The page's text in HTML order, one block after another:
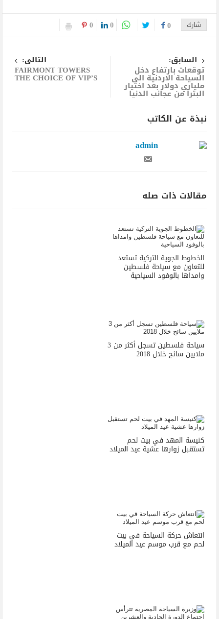
شارك 0
0
0
السابق:
توقعات بارتفاع دخل
السياحة الاردنية الى
ملياري دولار بعد اختيار
البترا من عجائب الدنيا
التالى:
FAIRMONT TOWERS
THE CHOICE OF VIP’S
نبذة عن الكاتب
admin
مقالات ذات صله
الخطوط الجوية التركية تستعد
للتعاون مع سياحة فلسطين
وامداها بالوفود السياحية
سياحة فلسطين تسجل أكثر من 3
ملايين سائح خلال 2018
كنيسة المهد في بيت لحم
تستقبل زوارها عشية عيد الميلاد
انتعاش حركة السياحة في بيت
لحم مع قرب موسم عيد الميلاد